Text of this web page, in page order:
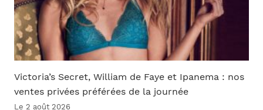
Victoria’s Secret, William de Faye et Ipanema : nos
ventes privées préférées de la journée
Le 2 août 2026